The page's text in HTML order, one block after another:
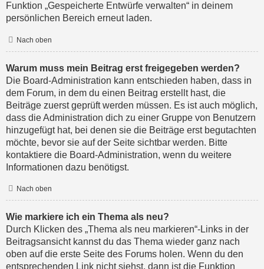
Funktion „Gespeicherte Entwürfe verwalten“ in deinem
persönlichen Bereich erneut laden.
Nach oben
Warum muss mein Beitrag erst freigegeben werden?
Die Board-Administration kann entschieden haben, dass in
dem Forum, in dem du einen Beitrag erstellt hast, die
Beiträge zuerst geprüft werden müssen. Es ist auch möglich,
dass die Administration dich zu einer Gruppe von Benutzern
hinzugefügt hat, bei denen sie die Beiträge erst begutachten
möchte, bevor sie auf der Seite sichtbar werden. Bitte
kontaktiere die Board-Administration, wenn du weitere
Informationen dazu benötigst.
Nach oben
Wie markiere ich ein Thema als neu?
Durch Klicken des „Thema als neu markieren“-Links in der
Beitragsansicht kannst du das Thema wieder ganz nach
oben auf die erste Seite des Forums holen. Wenn du den
entsprechenden Link nicht siehst, dann ist die Funktion